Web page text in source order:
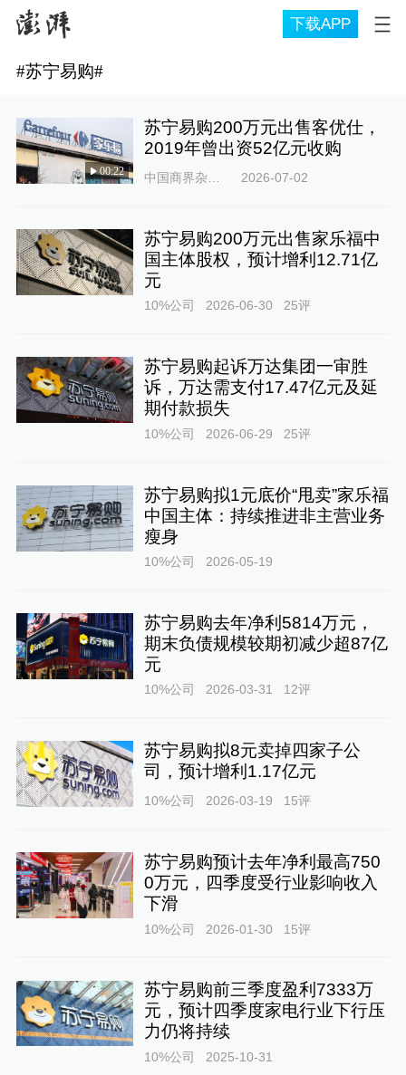
下载APP
#苏宁易购#
00:22
苏宁易购200万元出售客优仕，
2019年曾出资52亿元收购
中国商界杂志社 2026-07-02
苏宁易购200万元出售家乐福中
国主体股权，预计增利12.71亿
元
10%公司 2026-06-30 25评
苏宁易购起诉万达集团一审胜
诉，万达需支付17.47亿元及延
期付款损失
10%公司 2026-06-29 25评
苏宁易购拟1元底价“甩卖”家乐福
中国主体：持续推进非主营业务
瘦身
10%公司 2026-05-19
苏宁易购去年净利5814万元，
期末负债规模较期初减少超87亿
元
10%公司 2026-03-31 12评
苏宁易购拟8元卖掉四家子公
司，预计增利1.17亿元
10%公司 2026-03-19 15评
苏宁易购预计去年净利最高750
0万元，四季度受行业影响收入
下滑
10%公司 2026-01-30 15评
苏宁易购前三季度盈利7333万
元，预计四季度家电行业下行压
力仍将持续
10%公司 2025-10-31